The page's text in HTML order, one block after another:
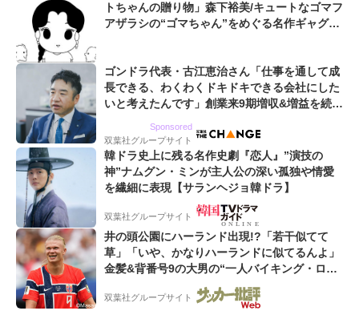
トちゃんの贈り物」森下裕美/キュートなゴマフ
アザラシの“ゴマちゃん”をめぐる名作ギャグ4
ゴンドラ代表・古江恵治さん「仕事を通して成
長できる、わくわくドキドキできる会社にした
いと考えたんです」創業来9期増収&増益を続け
Sponsored
双葉社グループサイト
韓ドラ史上に残る名作史劇『恋人』”演技の
神”ナムグン・ミンが主人公の深い孤独や情愛
を繊細に表現【サランヘジョ韓ドラ】
双葉社グループサイト
井の頭公園にハーランド出現!?「若干似てて
草」「いや、かなりハーランドに似てるんよ」
金髪&背番号9の大男の“一人バイキング・ロ
ー”映像が話題!「元気をもらった」
双葉社グループサイト